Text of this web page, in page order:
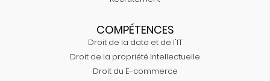
COMPÉTENCES
Droit de la data et de l'IT
Droit de la propriété Intellectuelle
Droit du E-commerce